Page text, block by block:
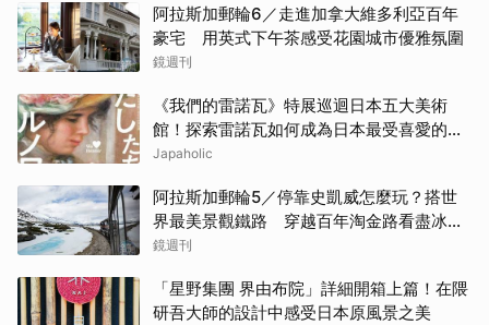
阿拉斯加郵輪6／走進加拿大維多利亞百年
豪宅 用英式下午茶感受花園城市優雅氛圍
鏡週刊
《我們的雷諾瓦》特展巡迴日本五大美術
館！探索雷諾瓦如何成為日本最受喜愛的印
象派畫家
Japaholic
阿拉斯加郵輪5／停靠史凱威怎麼玩？搭世
界最美景觀鐵路 穿越百年淘金路看盡冰
河、峽谷與雪山
鏡週刊
「星野集團 界由布院」詳細開箱上篇！在隈
研吾大師的設計中感受日本原風景之美